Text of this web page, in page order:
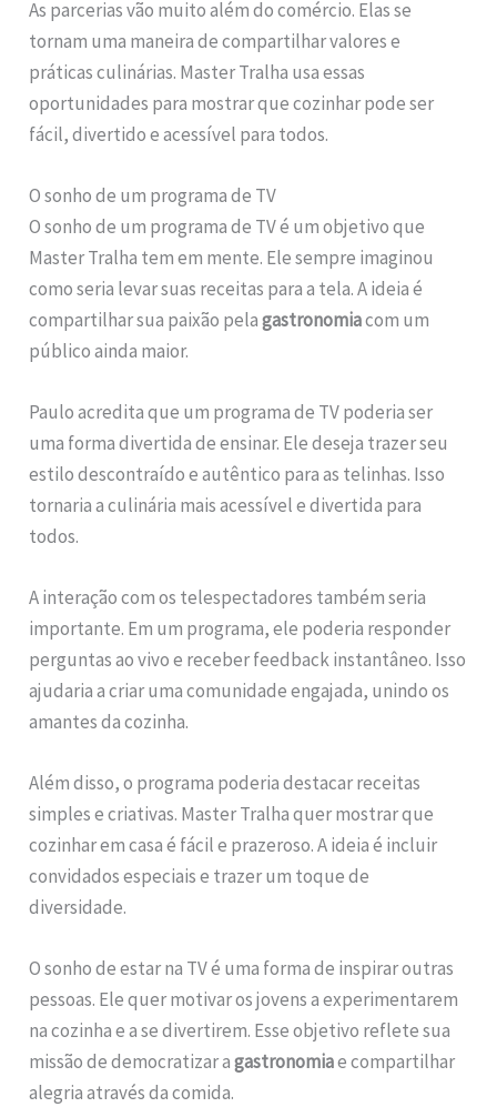
As parcerias vão muito além do comércio. Elas se
tornam uma maneira de compartilhar valores e
práticas culinárias. Master Tralha usa essas
oportunidades para mostrar que cozinhar pode ser
fácil, divertido e acessível para todos.
O sonho de um programa de TV
O sonho de um programa de TV é um objetivo que
Master Tralha tem em mente. Ele sempre imaginou
como seria levar suas receitas para a tela. A ideia é
compartilhar sua paixão pelagastronomiacom um
público ainda maior.
Paulo acredita que um programa de TV poderia ser
uma forma divertida de ensinar. Ele deseja trazer seu
estilo descontraído e autêntico para as telinhas. Isso
tornaria a culinária mais acessível e divertida para
todos.
A interação com os telespectadores também seria
importante. Em um programa, ele poderia responder
perguntas ao vivo e receber feedback instantâneo. Isso
ajudaria a criar uma comunidade engajada, unindo os
amantes da cozinha.
Além disso, o programa poderia destacar receitas
simples e criativas. Master Tralha quer mostrar que
cozinhar em casa é fácil e prazeroso. A ideia é incluir
convidados especiais e trazer um toque de
diversidade.
O sonho de estar na TV é uma forma de inspirar outras
pessoas. Ele quer motivar os jovens a experimentarem
na cozinha e a se divertirem. Esse objetivo reflete sua
missão de democratizar agastronomiae compartilhar
alegria através da comida.